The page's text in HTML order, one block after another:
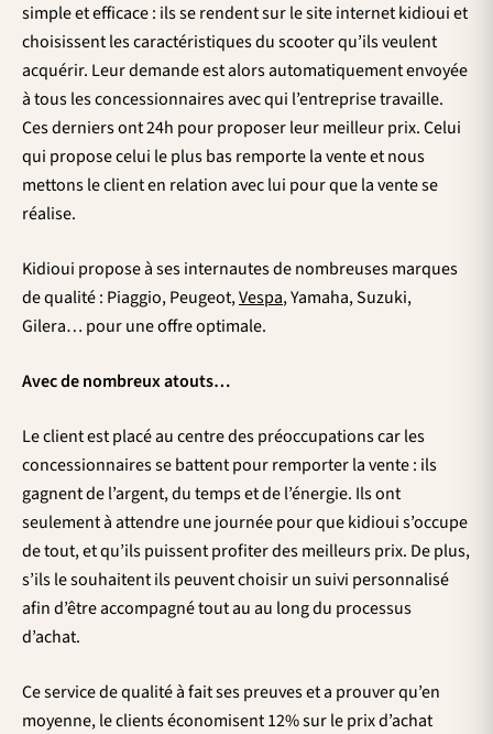
simple et efficace : ils se rendent sur le site internet kidioui et
choisissent les caractéristiques du scooter qu’ils veulent
acquérir. Leur demande est alors automatiquement envoyée
à tous les concessionnaires avec qui l’entreprise travaille.
Ces derniers ont 24h pour proposer leur meilleur prix. Celui
qui propose celui le plus bas remporte la vente et nous
mettons le client en relation avec lui pour que la vente se
réalise.
Kidioui propose à ses internautes de nombreuses marques
de qualité : Piaggio, Peugeot,Vespa, Yamaha, Suzuki,
Gilera… pour une offre optimale.
Avec de nombreux atouts…
Le client est placé au centre des préoccupations car les
concessionnaires se battent pour remporter la vente : ils
gagnent de l’argent, du temps et de l’énergie. Ils ont
seulement à attendre une journée pour que kidioui s’occupe
de tout, et qu’ils puissent profiter des meilleurs prix. De plus,
s’ils le souhaitent ils peuvent choisir un suivi personnalisé
afin d’être accompagné tout au au long du processus
d’achat.
Ce service de qualité à fait ses preuves et a prouver qu’en
moyenne, le clients économisent 12% sur le prix d’achat